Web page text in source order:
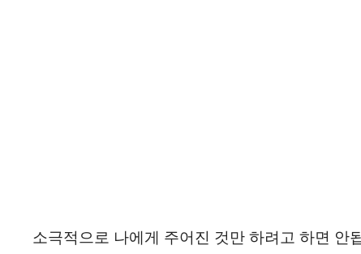
소극적으로 나에게 주어진 것만 하려고 하면 안